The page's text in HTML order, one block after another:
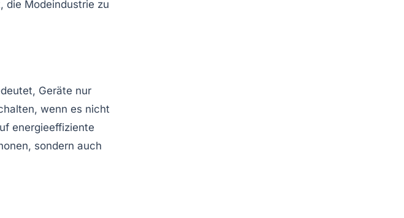
die Modeindustrie zu
Geräte nur
wenn es nicht
energieeffiziente
sondern auch